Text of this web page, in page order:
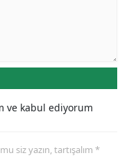
ve kabul ediyorum
siz yazın, tartışalım *